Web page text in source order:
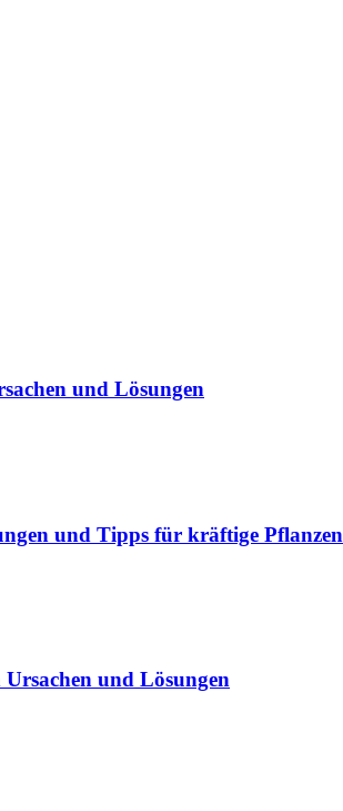
und Lösungen
und Tipps für kräftige Pflanzen
und Lösungen